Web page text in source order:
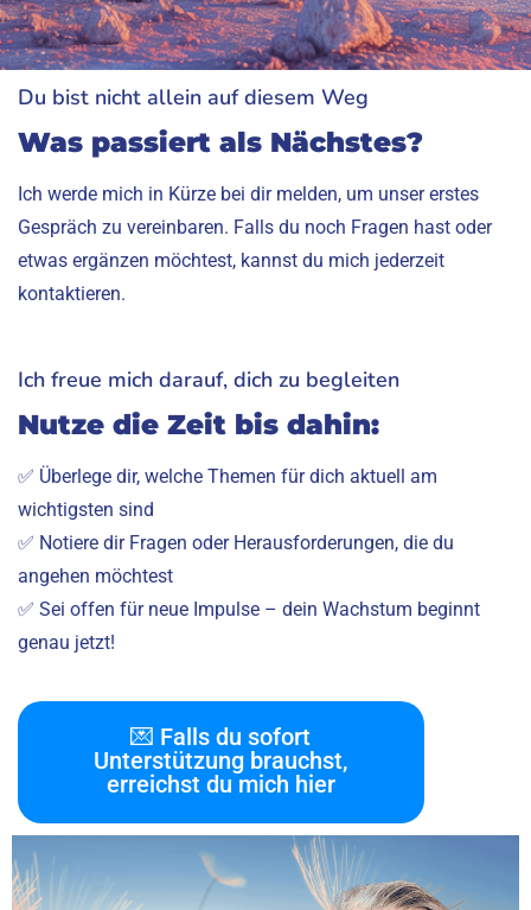
Du bist nicht allein auf diesem Weg
Was passiert als Nächstes?
Ich werde mich in Kürze bei dir melden, um unser erstes
Gespräch zu vereinbaren. Falls du noch Fragen hast oder
etwas ergänzen möchtest, kannst du mich jederzeit
kontaktieren.
Ich freue mich darauf, dich zu begleiten
Nutze die Zeit bis dahin:
✅ Überlege dir, welche Themen für dich aktuell am
wichtigsten sind
✅ Notiere dir Fragen oder Herausforderungen, die du
angehen möchtest
✅ Sei offen für neue Impulse – dein Wachstum beginnt
genau jetzt!
💌 Falls du sofort
Unterstützung brauchst,
erreichst du mich hier